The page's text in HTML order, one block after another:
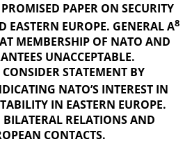
PAPER ON SECURITY
EASTERN EUROPE. GENERAL A8
MEMBERSHIP OF NATO AND
UNACCEPTABLE.
STATEMENT BY
NATO’S INTEREST IN
IN EASTERN EUROPE.
RELATIONS AND
CONTACTS.